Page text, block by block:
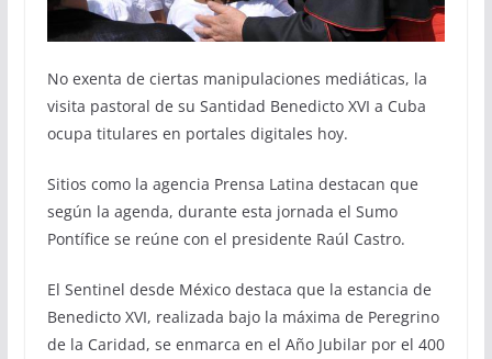
No exenta de ciertas manipulaciones mediáticas, la
visita pastoral de su Santidad Benedicto XVI a Cuba
ocupa titulares en portales digitales hoy.
Sitios como la agencia Prensa Latina destacan que
según la agenda, durante esta jornada el Sumo
Pontífice se reúne con el presidente Raúl Castro.
El Sentinel desde México destaca que la estancia de
Benedicto XVI, realizada bajo la máxima de Peregrino
de la Caridad, se enmarca en el Año Jubilar por el 400